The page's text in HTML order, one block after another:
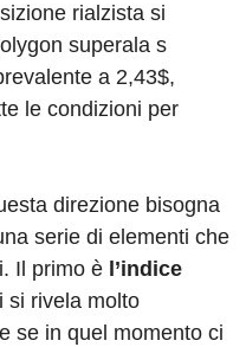
rialzista si
superala s
a 2,43$,
le condizioni per
direzione bisogna
serie di elementi che
Il primo è l’indice
si rivela molto
se in quel momento ci